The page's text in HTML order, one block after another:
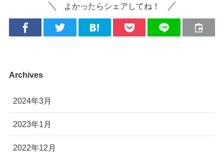
よかったらシェアしてね！
Archives
2024年3月
2023年1月
2022年12月